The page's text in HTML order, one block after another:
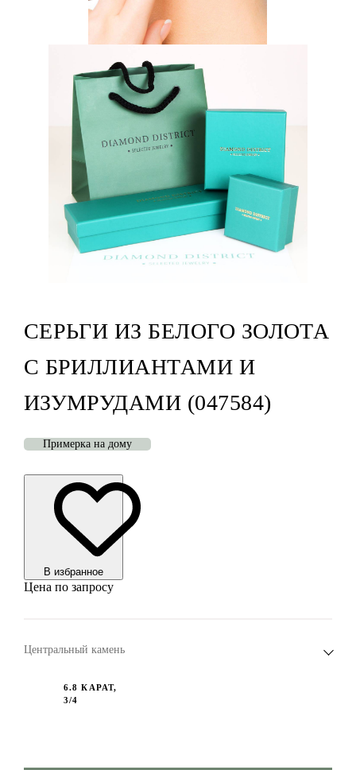
СЕРЬГИ ИЗ БЕЛОГО ЗОЛОТА
С БРИЛЛИАНТАМИ И
ИЗУМРУДАМИ (047584)
Примерка на дому
В избранноe
Цена по запросу
Центральный камень
6.8 КАРАТ,
3/4